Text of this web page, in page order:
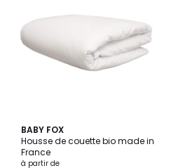
BABY FOX
Housse de couette bio made in
France
à partir de
3
Couleurs